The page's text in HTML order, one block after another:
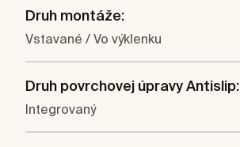
Druh montáže:
Vstavané / Vo výklenku
Druh povrchovej úpravy Antislip:
Integrovaný